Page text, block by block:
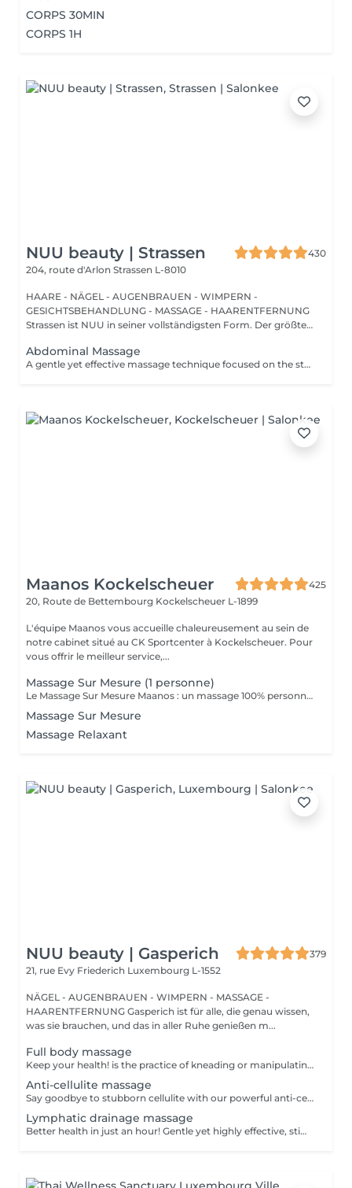
CORPS 30MIN
CORPS 1H
NUU beauty | Strassen
430
204, route d'Arlon Strassen L-8010
HAARE - NÄGEL - AUGENBRAUEN - WIMPERN -
GESICHTSBEHANDLUNG - MASSAGE - HAARENTFERNUNG
Strassen ist NUU in seiner vollständigsten Form. Der größte
Abdominal Massage
A gentle yet effective massage technique focused on the stomach area, designed to stimulate digestion, relieve bloating, and support lymphatic drainage. Using slow, circular movements, it helps release tension in the abdominal muscles, ease discomfort, and promote overall relaxation and wellbeing.
Maanos Kockelscheuer
425
20, Route de Bettembourg Kockelscheuer L-1899
L'équipe Maanos vous accueille chaleureusement au sein de
notre cabinet situé au CK Sportcenter à Kockelscheuer. Pour
vous offrir le meilleur service,...
Massage Sur Mesure (1 personne)
Le Massage Sur Mesure Maanos : un massage 100% personnalisé en fonction de vos besoins et de vos envies !
Massage Sur Mesure
Massage Relaxant
NUU beauty | Gasperich
379
21, rue Evy Friederich Luxembourg L-1552
NÄGEL - AUGENBRAUEN - WIMPERN - MASSAGE -
HAARENTFERNUNG Gasperich ist für alle, die genau wissen,
was sie brauchen, und das in aller Ruhe genießen m...
Full body massage
Keep your health! is the practice of kneading or manipulating a person's muscles and other soft-tissue in order to reduce stress, reduce muscle pain, increase relaxation and improve the work of the immune system. Age restrictions: there are no age restrictions for this procedure. Post procedure recommendations: do not do sport and any sharp movements 2-3 hours after the procedure. Frequency: 1-2 times per week, 10 times in total. Repeat once in 3-6 months.
Anti-cellulite massage
Say goodbye to stubborn cellulite with our powerful anti-cellulite massage! This intensive treatment uses firm, targeted techniques to stimulate circulation, break down fat deposits, and smooth the skin's texture. By enhancing lymphatic flow and increasing metabolism, it visibly reduces the appearance of dimples and improves overall skin tone. Ideal as part of a body contouring plan. Age restrictions: recommended to do from 16 years. Post procedure recommendations: do not do sport and any sharp movements for 2-3 hours after the procedure. Frequency: 2-3 times per week, 10 times in total. Repeat once in 3-6 months.
Lymphatic drainage massage
Better health in just an hour! Gentle yet highly effective, stimulates the body's lymphatic system to flush out toxins, reduce swelling, and enhance immunity. This technique uses light, rhythmic strokes to encourage natural drainage, making it perfect for reducing bloating, post-surgery care, and improving skin tone. A go-to for detox and wellness. Age restrictions: there are no age restrictions for this procedure. Post procedure recommendations: do not do sport and any sharp movements 2-3 hours after the procedure. Frequency: 1-2 times per week, 10 times in total. Repeat once in 3-6 months.